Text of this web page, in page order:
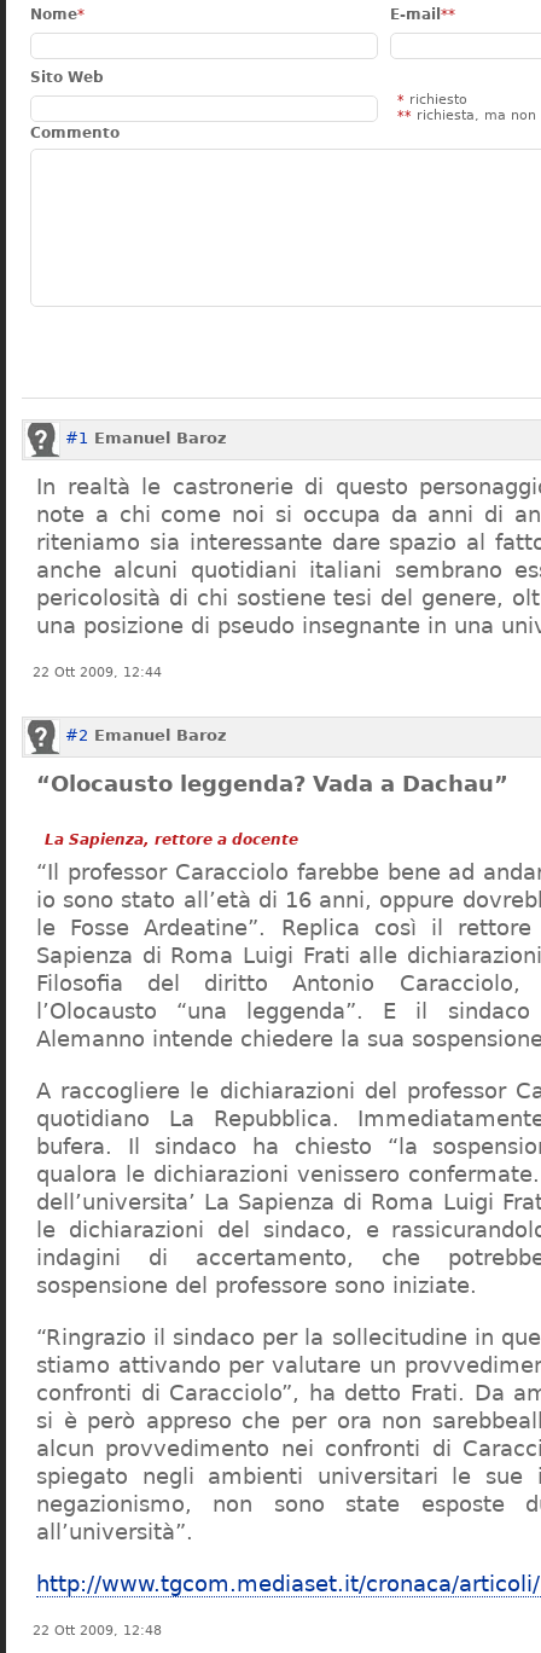
Nome* E-mail **
Sito Web
* richiesto
** richiesta, ma non
Commento
#1 Emanuel Baroz
In realtà le castronerie di questo
note a chi come noi si occupa da anni di
riteniamo sia interessante dare spazio al fatto
anche alcuni quotidiani italiani sembrano
pericolosità di chi sostiene tesi del genere,
una posizione di pseudo insegnante in una
22 Ott 2009, 12:44
#2 Emanuel Baroz
“Olocausto leggenda? Vada a Dachau”
La Sapienza, rettore a docente
“Il professor Caracciolo farebbe bene ad
io sono stato all’età di 16 anni, oppure
le Fosse Ardeatine”. Replica così il rettore
Sapienza di Roma Luigi Frati alle
Filosofia del diritto Antonio
l’Olocausto “una leggenda”. E il
Alemanno intende chiedere la sua
A raccogliere le dichiarazioni del professor
quotidiano La Repubblica.
bufera. Il sindaco ha chiesto “la
qualora le dichiarazioni venissero
dell’universita’ La Sapienza di Roma Luigi
le dichiarazioni del sindaco, e
indagini di accertamento, che
sospensione del professore sono iniziate.
“Ringrazio il sindaco per la sollecitudine in
stiamo attivando per valutare un
confronti di Caracciolo”, ha detto Frati. Da
si è però appreso che per ora non
alcun provvedimento nei confronti di
spiegato negli ambienti universitari le sue
negazionismo, non sono state esposte
all’università”.
http://www.tgcom.mediaset.it/cronaca/
22 Ott 2009, 12:48